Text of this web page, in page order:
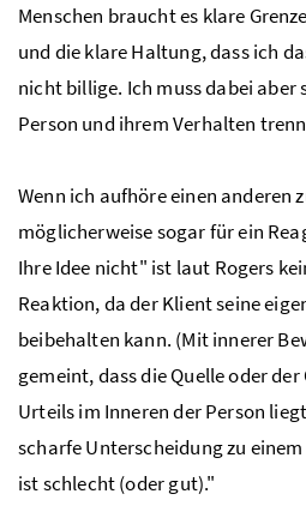
Menschen braucht es klare
und die klare Haltung, dass ich
nicht billige. Ich muss dabei aber
Person und ihrem Verhalten
Wenn ich aufhöre einen anderen
möglicherweise sogar für ein
Ihre Idee nicht" ist laut Rogers
Reaktion, da der Klient seine
beibehalten kann. (Mit innerer
gemeint, dass die Quelle oder
Urteils im Inneren der Person
scharfe Unterscheidung zu
ist schlecht (oder gut)."